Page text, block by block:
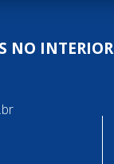
NO INTERIOR